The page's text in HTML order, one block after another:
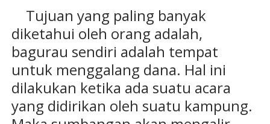
Tujuan yang paling banyak
diketahui oleh orang adalah,
bagurau sendiri adalah tempat
untuk menggalang dana. Hal ini
dilakukan ketika ada suatu acara
yang didirikan oleh suatu kampung.